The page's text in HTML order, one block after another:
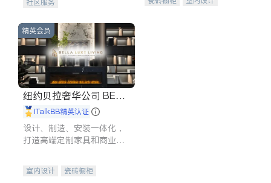
精英会员
纽约贝拉奢华公司 BELL
A LUXE
iTalkBB精英认证
设计、制造、安装一体化，
打造高端定制家具和商业空
室内设计
瓷砖橱柜